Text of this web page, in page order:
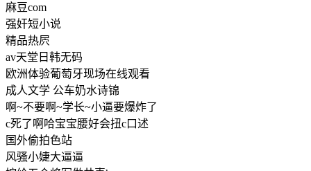
麻豆com
强奸短小说
精品热屄
av天堂日韩无码
欧洲体验葡萄牙现场在线观看
成人文学 公车奶水诗锦
啊~不要啊~学长~小逼要爆炸了
c死了啊哈宝宝腰好会扭c口述
国外偷拍色站
风骚小婕大逼逼